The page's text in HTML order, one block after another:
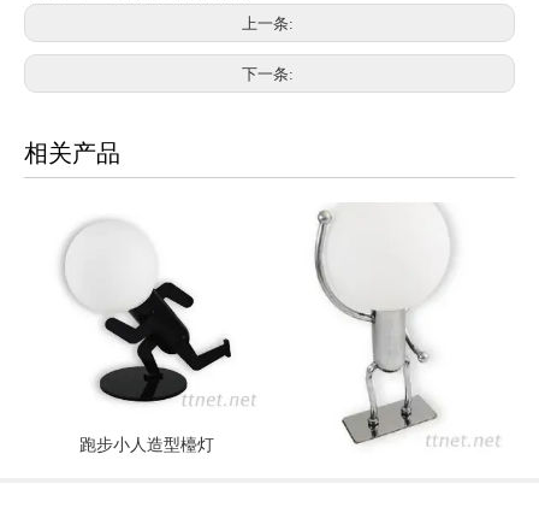
上一条:
下一条:
相关产品
跑步小人造型檯灯 举手小人造型檯灯